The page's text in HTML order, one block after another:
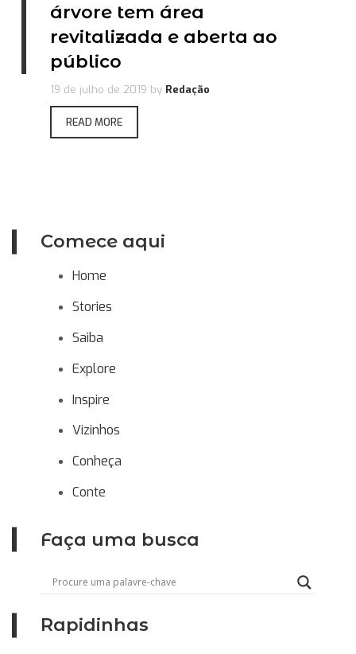
Comece aqui
Home
Stories
Saiba
Explore
Inspire
Vizinhos
Conheça
Conte
Faça uma busca
Rapidinhas
árvore tem área
revitalizada e aberta ao
público
19 de julho de 2019 by Redação
READ MORE